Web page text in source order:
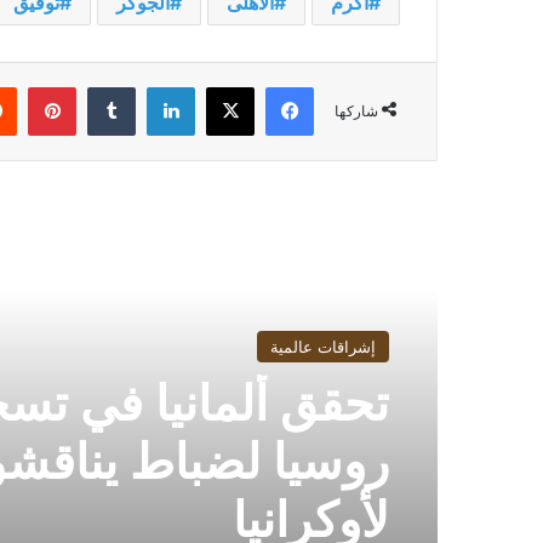
شاركها
فيسبوك
‫X لينكدإن
إشراقات عالمية
تحقق ألمانيا في
روسيا لضباط
لأوكرانيا